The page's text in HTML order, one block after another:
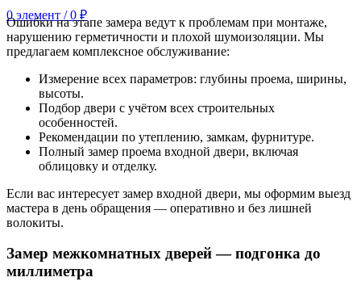
0элемент / 0 ₽
Ошибки на этапе замера ведут к проблемам при монтаже,
нарушению герметичности и плохой шумоизоляции. Мы
предлагаем комплексное обслуживание:
Измерение всех параметров: глубины проема, ширины,
высоты.
Подбор двери с учётом всех строительных
особенностей.
Рекомендации по утеплению, замкам, фурнитуре.
Полный замер проема входной двери, включая
облицовку и отделку.
Если вас интересует замер входной двери, мы оформим выезд
мастера в день обращения — оперативно и без лишней
волокиты.
Замер межкомнатных дверей — подгонка до
миллиметра